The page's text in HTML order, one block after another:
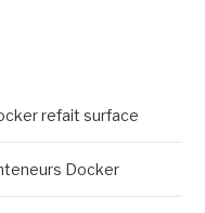
refait surface
Docker